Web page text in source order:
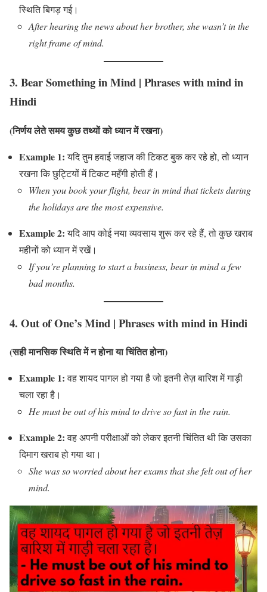
स्थिति बिगड़ गई।
After hearing the news about her brother, she wasn’t in the
right frame of mind.
3. Bear Something in Mind | Phrases with mind in
Hindi
(निर्णय लेते समय कुछ तथ्यों को ध्यान में रखना)
Example 1:यदि तुम हवाई जहाज की टिकट बुक कर रहे हो, तो ध्यान
रखना कि छुट्टियों में टिकट महँगी होती हैं।
When you book your flight, bear in mind that tickets during
the holidays are the most expensive.
Example 2:यदि आप कोई नया व्यवसाय शुरू कर रहे हैं, तो कुछ खराब
महीनों को ध्यान में रखें।
If you’re planning to start a business, bear in mind a few
bad months.
4. Out of One’s Mind | Phrases with mind in Hindi
(सही मानसिक स्थिति में न होना या चिंतित होना)
Example 1:वह शायद पागल हो गया है जो इतनी तेज़ बारिश में गाड़ी
चला रहा है।
He must be out of his mind to drive so fast in the rain.
Example 2:वह अपनी परीक्षाओं को लेकर इतनी चिंतित थी कि उसका
दिमाग खराब हो गया था।
She was so worried about her exams that she felt out of her
mind.